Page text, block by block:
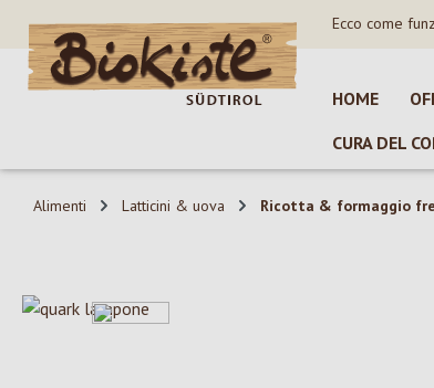
al contenuto principale
Salta alla ricerca
Passa alla navigazione principale Ecco come
HOME
CURA DEL
Alimenti Latticini & uova Ricotta & formaggio
Salta la galleria di immagini